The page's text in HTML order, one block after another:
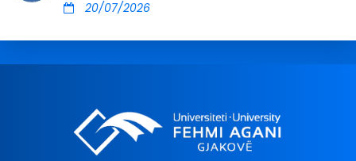
20/07/2026